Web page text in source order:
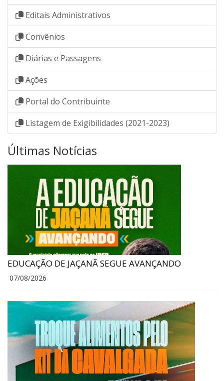
Editais Administrativos
Convênios
Diárias e Passagens
Ações
Portal do Contribuinte
Listagem de Exigibilidades (2021-2023)
Últimas Notícias
EDUCAÇÃO DE JAÇANÃ SEGUE AVANÇANDO
07/08/2026